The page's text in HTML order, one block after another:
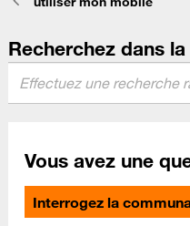
Recherchez dans
Vous avez une
Interrogez la